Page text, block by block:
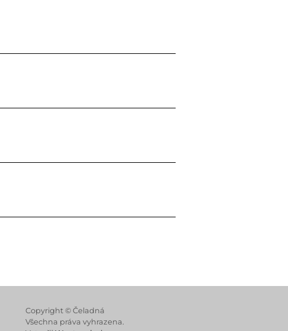
App Store
Copyright © Čeladná
Všechna práva vyhrazena.